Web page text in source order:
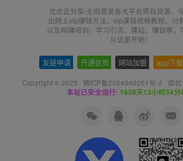
优优云分享-全网首发各大平台项目资源、
出网上vip赚钱方法、vip课程视频教程、付
以及网赚培训，学习引流、建站、赚钱等，
从这里开始！
友链申请 开通会员 网站加盟 app下载
Copyright © 2023 · 赣ICP备2024040251号-2 · 由
本站已安全运行: 1638天13小时34分